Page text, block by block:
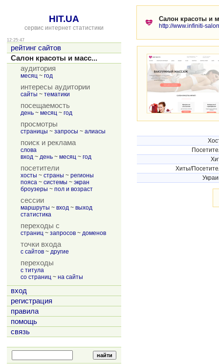
HIT.UA
сервис интернет статистики
12:25:47
рейтинг сайтов
Салон красоты и масс...
аудитория
месяц ~ год
интересы аудитории
сайты ~ тематики
посещаемость
день ~ месяц ~ год
просмотры
страницы ~ запросы ~ алиасы
поиск и реклама
слова
вход ~ день ~ месяц ~ год
посетители
хосты ~ страны ~ регионы
пояса ~ системы ~ экран
броузеры ~ пол и возраст
сессии
маршруты ~ вход ~ выход
статистика
переходы с
страниц ~ запросов ~ доменов
точки входа
с сайтов ~ другие
переходы
с титула
со страниц ~ на сайты
вход
регистрация
правила
помощь
связь
Салон красоты и
http://www.infiniti-
Хиты/